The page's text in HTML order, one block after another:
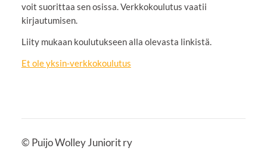
voit suorittaa sen osissa. Verkkokoulutus vaatii
kirjautumisen.
Liity mukaan koulutukseen alla olevasta linkistä.
Et ole yksin-verkkokoulutus
© Puijo Wolley Juniorit ry